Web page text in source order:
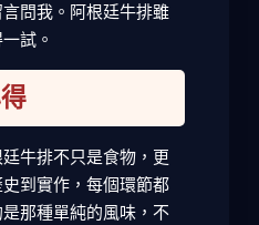
問我。阿根廷牛排雖
試。
牛排不只是食物，更
到實作，每個環節都
那種單純的風味，不